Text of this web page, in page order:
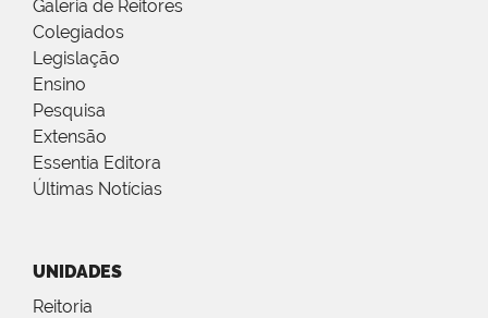
Galeria de Reitores
Colegiados
Legislação
Ensino
Pesquisa
Extensão
Essentia Editora
Últimas Notícias
UNIDADES
Reitoria